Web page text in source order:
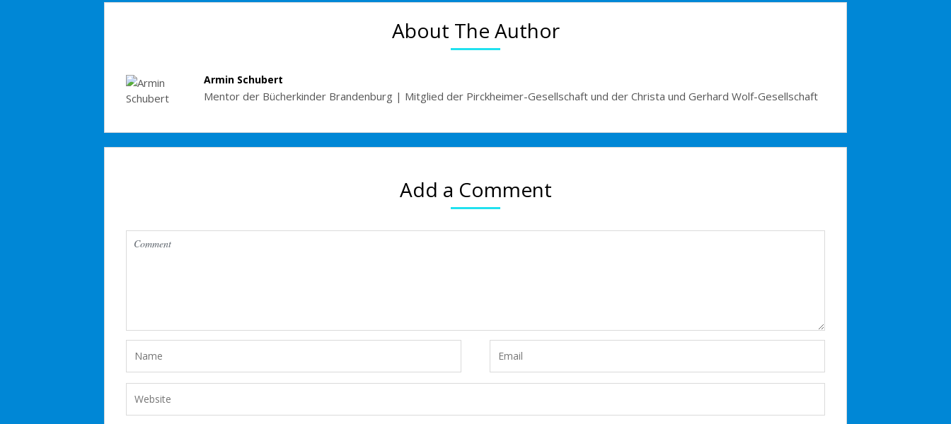
About The Author
Armin Schubert
Mentor der Bücherkinder Brandenburg | Mitglied der Pirckheimer-Gesellschaft und der Christa und Gerhard Wolf-Gesellschaft
Add a Comment